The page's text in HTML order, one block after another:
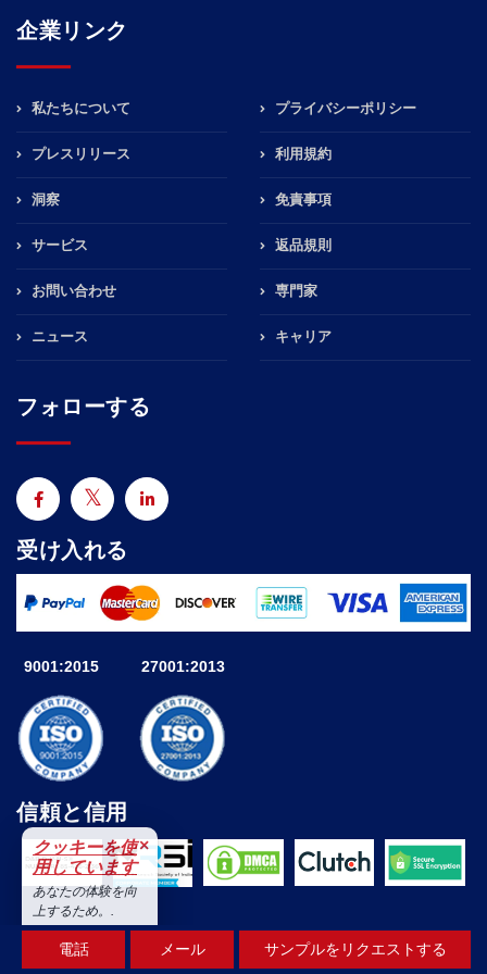
電話 メール サンプルをリクエストする
企業リンク
私たちについて
プレスリリース
洞察
サービス
お問い合わせ
ニュース
プライバシーポリシー
利用規約
免責事項
返品規則
専門家
キャリア
フォローする
受け入れる
9001:2015 27001:2013
信頼と信用
© 2025 Astute Analytica All Rights Reserved By Astute
クッキーを使
用しています
×
あなたの体験を向
上するため。.
受け入れる